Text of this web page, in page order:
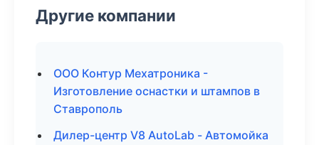
Другие компании
ООО Контур Мехатроника -
Изготовление оснастки и штампов в
Ставрополь
Дилер-центр V8 AutoLab - Автомойка